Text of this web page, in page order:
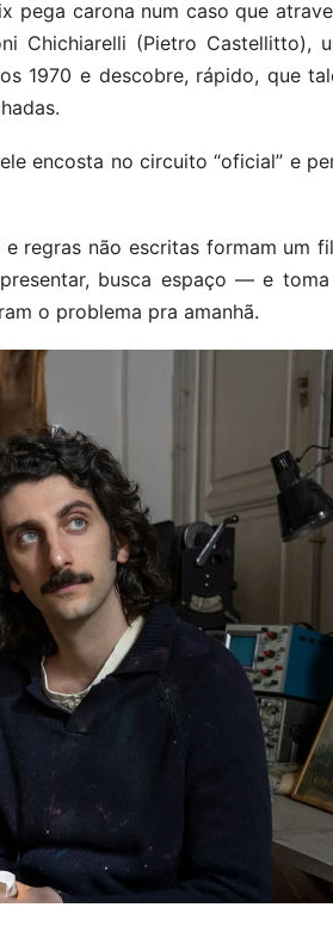
pega carona num caso que
Chichiarelli (Pietro Castellitto),
1970 e descobre, rápido, que
encosta no circuito “oficial” e
e regras não escritas formam um
busca espaço — e
o problema pra amanhã.